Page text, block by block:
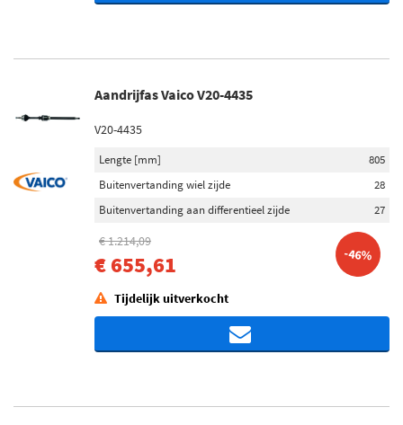
Aandrijfas Vaico V20-4435
V20-4435
Lengte [mm]
805
Buitenvertanding wiel zijde
28
Buitenvertanding aan differentieel zijde
27
€ 1.214,09
€ 655,61 -46%
Tijdelijk uitverkocht